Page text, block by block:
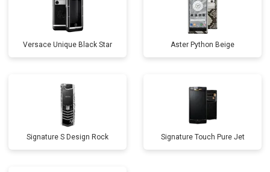
Versace Unique Black Star Aster Python Beige
Signature S Design Rock Signature Touch Pure Jet